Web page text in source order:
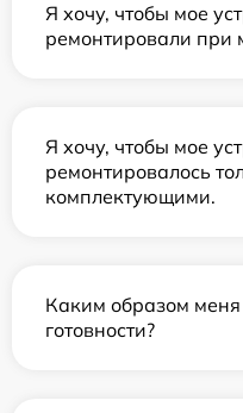
Я хочу, чтобы мое
ремонтировали при
Я хочу, чтобы мое
ремонтировалось
комплектующими.
Каким образом меня
готовности?